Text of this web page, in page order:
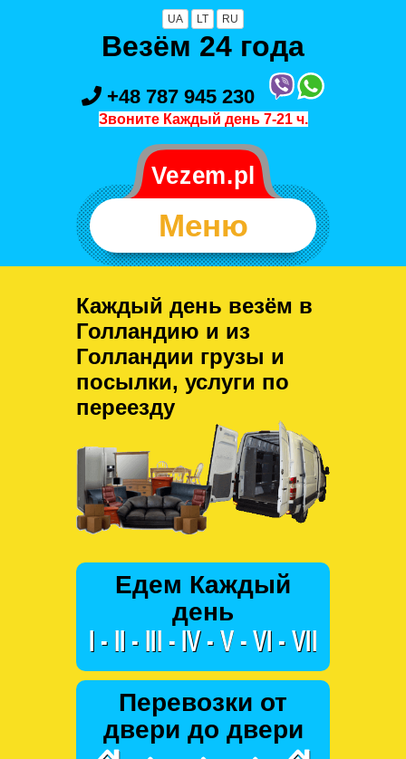
UA LT RU
Везём 24 года
+48 787 945 230
Звоните Каждый день 7-21 ч.
Меню
Каждый день везём в
Голландию и из
Голландии грузы и
посылки, услуги по
переезду
Едем Каждый
день
Перевозки от
двери до двери